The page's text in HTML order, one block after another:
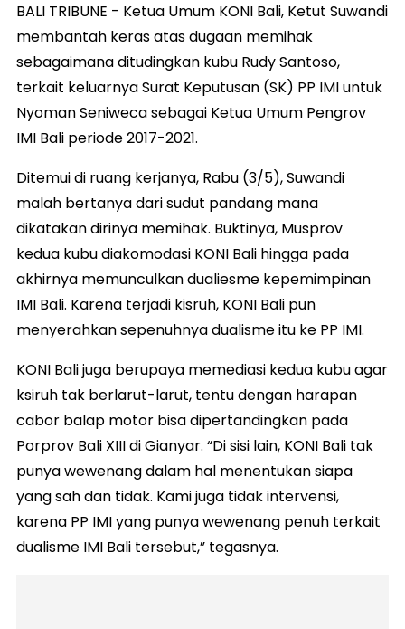
BALI TRIBUNE - Ketua Umum KONI Bali, Ketut Suwandi
membantah keras atas dugaan memihak
sebagaimana ditudingkan kubu Rudy Santoso,
terkait keluarnya Surat Keputusan (SK) PP IMI untuk
Nyoman Seniweca sebagai Ketua Umum Pengrov
IMI Bali periode 2017-2021.
Ditemui di ruang kerjanya, Rabu (3/5), Suwandi
malah bertanya dari sudut pandang mana
dikatakan dirinya memihak. Buktinya, Musprov
kedua kubu diakomodasi KONI Bali hingga pada
akhirnya memunculkan dualiesme kepemimpinan
IMI Bali. Karena terjadi kisruh, KONI Bali pun
menyerahkan sepenuhnya dualisme itu ke PP IMI.
KONI Bali juga berupaya memediasi kedua kubu agar
ksiruh tak berlarut-larut, tentu dengan harapan
cabor balap motor bisa dipertandingkan pada
Porprov Bali XIII di Gianyar. “Di sisi lain, KONI Bali tak
punya wewenang dalam hal menentukan siapa
yang sah dan tidak. Kami juga tidak intervensi,
karena PP IMI yang punya wewenang penuh terkait
dualisme IMI Bali tersebut,” tegasnya.